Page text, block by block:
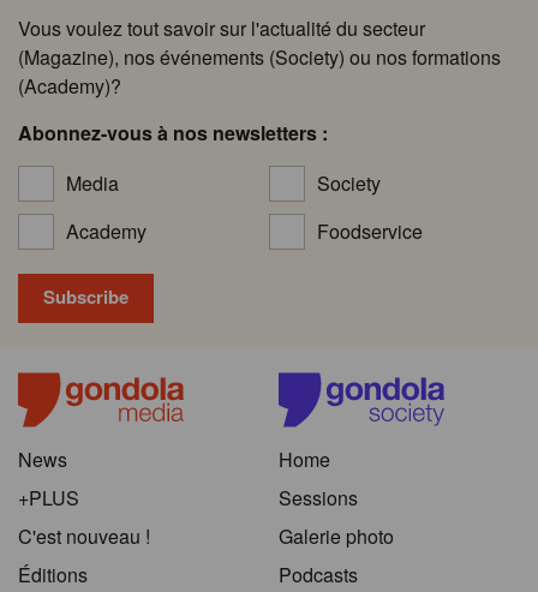
Vous voulez tout savoir sur l'actualité du secteur
(Magazine), nos événements (Society) ou nos formations
(Academy)?
Abonnez-vous à nos newsletters :
Media
Society
Academy
Foodservice
News
+PLUS
C'est nouveau !
Éditions
Home
Sessions
Galerie photo
Podcasts